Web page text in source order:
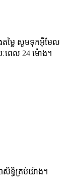
ម្លៃ សូមទុកអ៊ីមែល
ពេល 24 ម៉ោង។
សិទ្ធិគ្រប់យ៉ាង។